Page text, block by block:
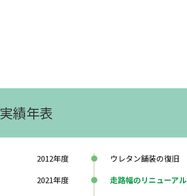
実績年表
2012年度
ウレタン舗装の復旧
2021年度 走路幅のリニューアル